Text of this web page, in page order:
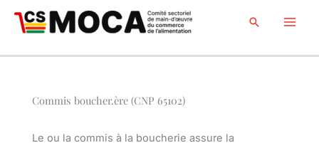
Search
Commis boucher.ère (CNP 65102)
Le ou la commis à la boucherie assure la